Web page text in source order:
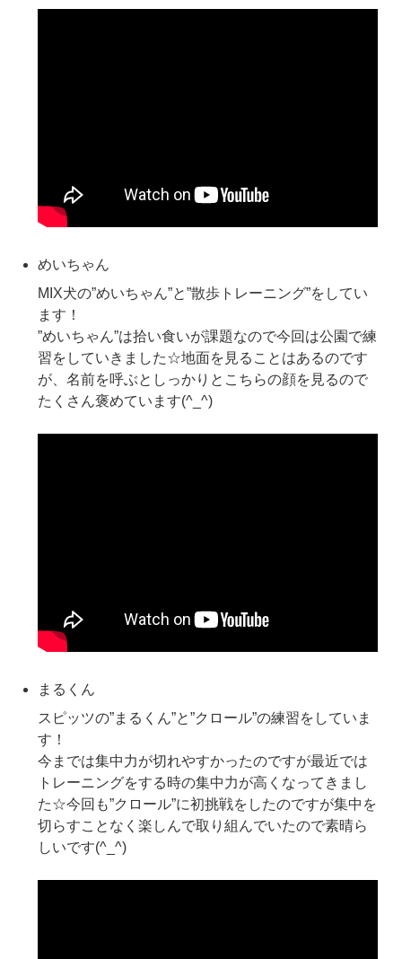
めいちゃん
MIX犬の”めいちゃん”と”散歩トレーニング”をしてい
ます！
”めいちゃん”は拾い食いが課題なので今回は公園で練
習をしていきました☆地面を見ることはあるのです
が、名前を呼ぶとしっかりとこちらの顔を見るので
たくさん褒めています(^_^)
まるくん
スピッツの”まるくん”と”クロール”の練習をしていま
す！
今までは集中力が切れやすかったのですが最近では
トレーニングをする時の集中力が高くなってきまし
た☆今回も”クロール”に初挑戦をしたのですが集中を
切らすことなく楽しんで取り組んでいたので素晴ら
しいです(^_^)